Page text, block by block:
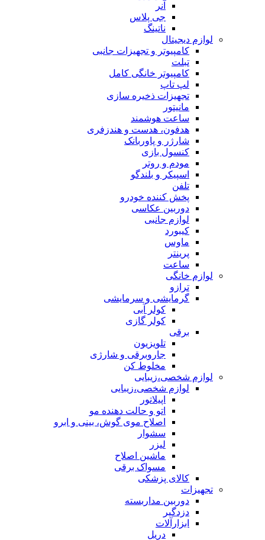
آنر
جی پلاس
ناتینگ
لوازم دیجیتال
کامپیوتر و تجهیزات جانبی
تبلت
کامپیوتر خانگی کامل
لپ تاپ
تجهیزات ذخیره سازی
مانیتور
ساعت هوشمند
هدفون، هدست و هندزفری
شارژر و پاوربانک
کنسول بازی
مودم و روتر
اسپیکر و بلندگو
تلفن
پخش کننده خودرو
دوربین عکاسی
لوازم جانبی
کیبورد
ماوس
پرینتر
ساعت
لوازم خانگی
ترازو
گرمایشی و سرمایشی
کولر آبی
کولر گازی
برقی
تلویزیون
جاروبرقی و شارژی
مخلوط کن
لوازم شخصی،زیبایی
لوازم شخصی،زیبایی
اپیلاتور
اتو و حالت دهنده مو
اصلاح موی گوش، بینی و ابرو
سشوار
لیزر
ماشین اصلاح
مسواک برقی
کالای پزشکی
تجهیزات
دوربین مداربسته
دزدگیر
ابزارآلات
دریل